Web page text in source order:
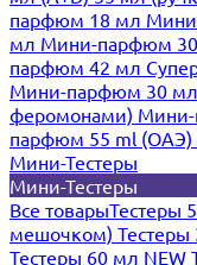
парфюм 18 мл
мл Мини-парфюм
парфюм 42 мл
Мини-парфюм 30
феромонами) Мини-
парфюм 55 ml (ОАЭ)
Мини-Тестеры
Мини-Тестеры
Все товарыТестеры
мешочком)
Тестеры 60 мл NEW